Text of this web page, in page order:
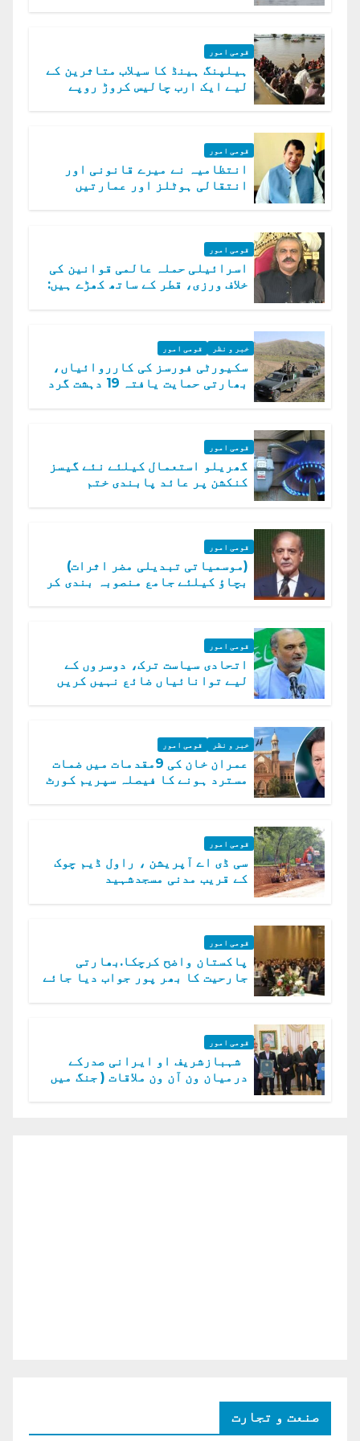
قومی امور
ہیلپنگ ہینڈ کا سیلاب متاثرین کے
لیے ایک ارب چالیس کروڑ روپے
قومی امور
انتظامیہ نے میرے قانونی اور
انتقالی ہوٹلز اور عمارتیں
قومی امور
اسرائیلی حملہ عالمی قوانین کی
خلاف ورزی، قطر کے ساتھ کھڑے ہیں:
خبر و نظر قومی امور
سکیورٹی فورسز کی کارروائیاں،
بھارتی حمایت یافتہ 19 دہشت گرد
قومی امور
گھریلو استعمال کیلئے نئے گیسز
کنکشن پر عائد پابندی ختم
قومی امور
(موسمیاتی تبدیلی مضر اثرات)
بچاؤ کیلئے جامع منصوبہ بندی کر
قومی امور
اتحادی سیاست ترک، دوسروں کے
لیے توانائیاں ضائع نہیں کریں
خبر و نظر قومی امور
عمران خان کی 9مقدمات میں ضمات
مسترد ہونے کا فیصلہ سپریم کورٹ
قومی امور
سی ڈی اے آپریشن ، راول ڈیم چوک
کے قریب مدنی مسجدشہید
قومی امور
پاکستان واضح کرچکا.بھارتی
جارحیت کا بھر پور جواب دیا جائے
قومی امور
شہبازشریف او ایرانی صدرکے
درمیان ون آن ون ملاقات ( جنگ میں
صنعت و تجارت